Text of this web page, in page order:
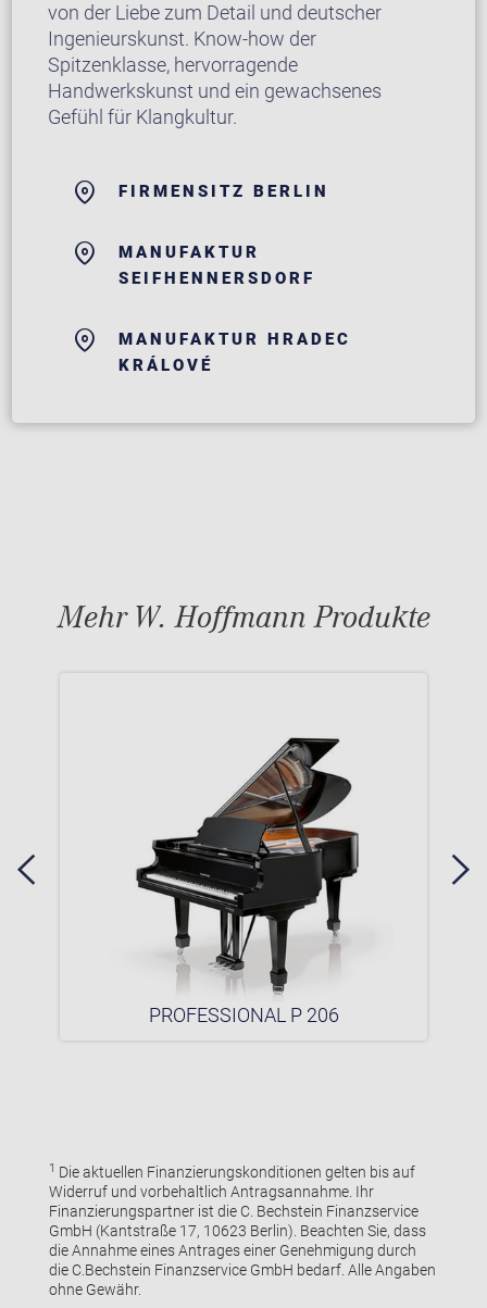
von der Liebe zum Detail und deutscher
Ingenieurskunst. Know-how der
Spitzenklasse, hervorragende
Handwerkskunst und ein gewachsenes
Gefühl für Klangkultur.
FIRMENSITZ BERLIN
MANUFAKTUR
SEIFHENNERSDORF
MANUFAKTUR HRADEC
KRÁLOVÉ
Mehr W. Hoffmann Produkte
PROFESSIONAL P 206
1 Die aktuellen Finanzierungskonditionen gelten bis auf
Widerruf und vorbehaltlich Antragsannahme. Ihr
Finanzierungspartner ist die C. Bechstein Finanzservice
GmbH (Kantstraße 17, 10623 Berlin). Beachten Sie, dass
die Annahme eines Antrages einer Genehmigung durch
die C.Bechstein Finanzservice GmbH bedarf. Alle Angaben
ohne Gewähr.